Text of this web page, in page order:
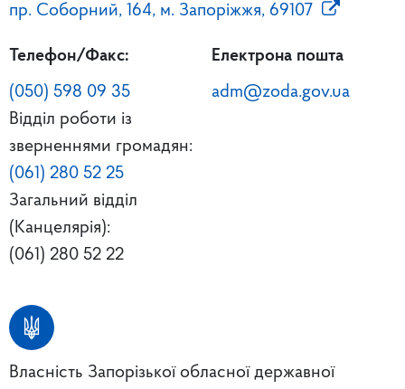
пр. Соборний, 164, м. Запоріжжя, 69107
Телефон/Факс:
(050) 598 09 35
Відділ роботи із
зверненнями громадян:
(061) 280 52 25
Загальний відділ
(Канцелярія):
(061) 280 52 22
Електрона пошта
adm@zoda.gov.ua
Власність Запорізької обласної державної